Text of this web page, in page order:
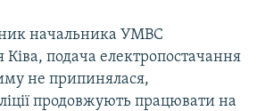
начальника УМВС
подача електропостачання
не припинялася,
продовжують працювати на